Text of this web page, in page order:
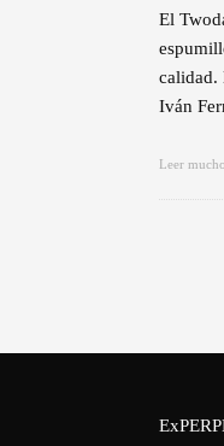
El
calidad.
Iván
Leer